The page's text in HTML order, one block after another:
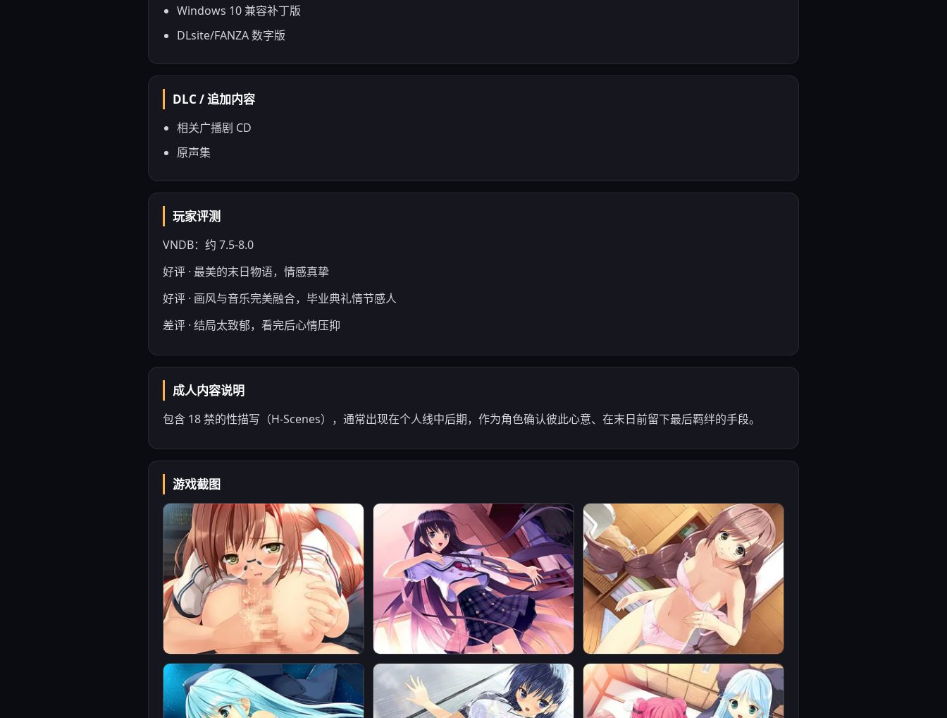
Windows 10 兼容补丁版
DLsite/FANZA 数字版
DLC / 追加内容
相关广播剧 CD
原声集
玩家评测
VNDB：约 7.5-8.0
好评 · 最美的末日物语，情感真挚
好评 · 画风与音乐完美融合，毕业典礼情节感人
差评 · 结局太致郁，看完后心情压抑
成人内容说明
包含 18 禁的性描写（H-Scenes），通常出现在个人线中后期，作为角色确认彼此心意、在末日前留下最后羁绊的手段。
游戏截图